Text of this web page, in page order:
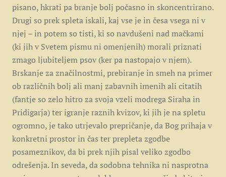
pisano, hkrati pa branje bolj počasno in skoncentrirano.
Drugi so prek spleta iskali, kaj vse je in česa vsega ni v
njej – in potem so tisti, ki so navdušeni nad mačkami
(ki jih v Svetem pismu ni omenjenih) morali priznati
zmago ljubiteljem psov (ker pa nastopajo v njem).
Brskanje za značilnostmi, prebiranje in smeh na primer
ob različnih bolj ali manj zabavnih imenih ali citatih
(fantje so zelo hitro za svoja vzeli modrega Siraha in
Pridigarja) ter igranje raznih kvizov, ki jih je na spletu
ogromno, je tako utrjevalo prepričanje, da Bog prihaja v
konkretni prostor in čas ter prepleta zgodbe
posameznikov, da bi prek njih pisal veliko zgodbo
odrešenja. In seveda, da sodobna tehnika ni nasprotna